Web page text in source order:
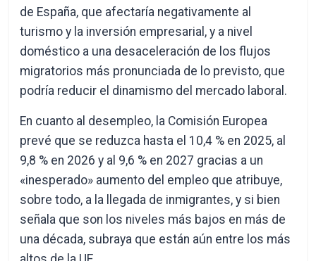
de España, que afectaría negativamente al
turismo y la inversión empresarial, y a nivel
doméstico a una desaceleración de los flujos
migratorios más pronunciada de lo previsto, que
podría reducir el dinamismo del mercado laboral.
En cuanto al desempleo, la Comisión Europea
prevé que se reduzca hasta el 10,4 % en 2025, al
9,8 % en 2026 y al 9,6 % en 2027 gracias a un
«inesperado» aumento del empleo que atribuye,
sobre todo, a la llegada de inmigrantes, y si bien
señala que son los niveles más bajos en más de
una década, subraya que están aún entre los más